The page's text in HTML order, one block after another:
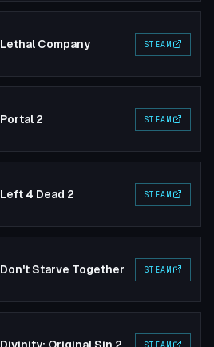
Lethal Company STEAM
Portal 2 STEAM
Left 4 Dead 2 STEAM
Don't Starve Together STEAM
STEAM